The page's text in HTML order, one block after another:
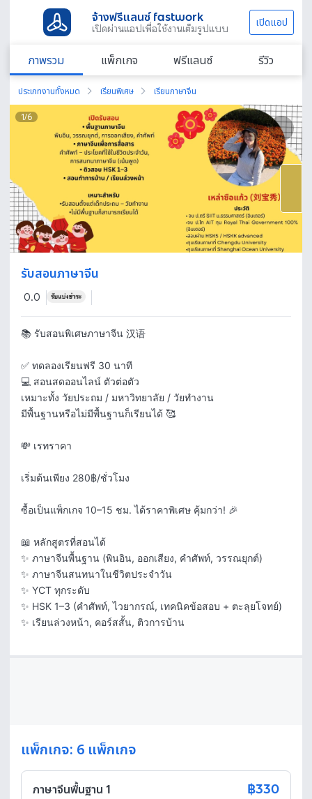
จ้างฟรีแลนซ์ fastwork
เปิดผ่านแอปเพื่อใช้งานเต็มรูปแบบ เปิดแอป
ภาพรวม แพ็กเกจ ฟรีแลนซ์ รีวิว
ประเภทงานทั้งหมด เรียนพิเศษ เรียนภาษาจีน
1/6
รับสอนภาษาจีน
0.0
📚 รับสอนพิเศษภาษาจีน 汉语
✅ ทดลองเรียนฟรี 30 นาที
💻 สอนสดออนไลน์ ตัวต่อตัว
เหมาะทั้ง วัยประถม / มหาวิทยาลัย / วัยทำงาน
มีพื้นฐานหรือไม่มีพื้นฐานก็เรียนได้ 🥰
💸 เรทราคา
เริ่มต้นเพียง 280฿/ชั่วโมง
ซื้อเป็นแพ็กเกจ 10–15 ชม. ได้ราคาพิเศษ คุ้มกว่า! 🎉
📖 หลักสูตรที่สอนได้
✨ ภาษาจีนพื้นฐาน (พินอิน, ออกเสียง, คำศัพท์, วรรณยุกต์)
✨ ภาษาจีนสนทนาในชีวิตประจำวัน
✨ YCT ทุกระดับ
✨ HSK 1–3 (คำศัพท์, ไวยากรณ์, เทคนิคข้อสอบ + ตะลุยโจทย์)
แพ็กเกจ: 6 แพ็กเกจ
ภาษาจีนพื้นฐาน 1 ฿330